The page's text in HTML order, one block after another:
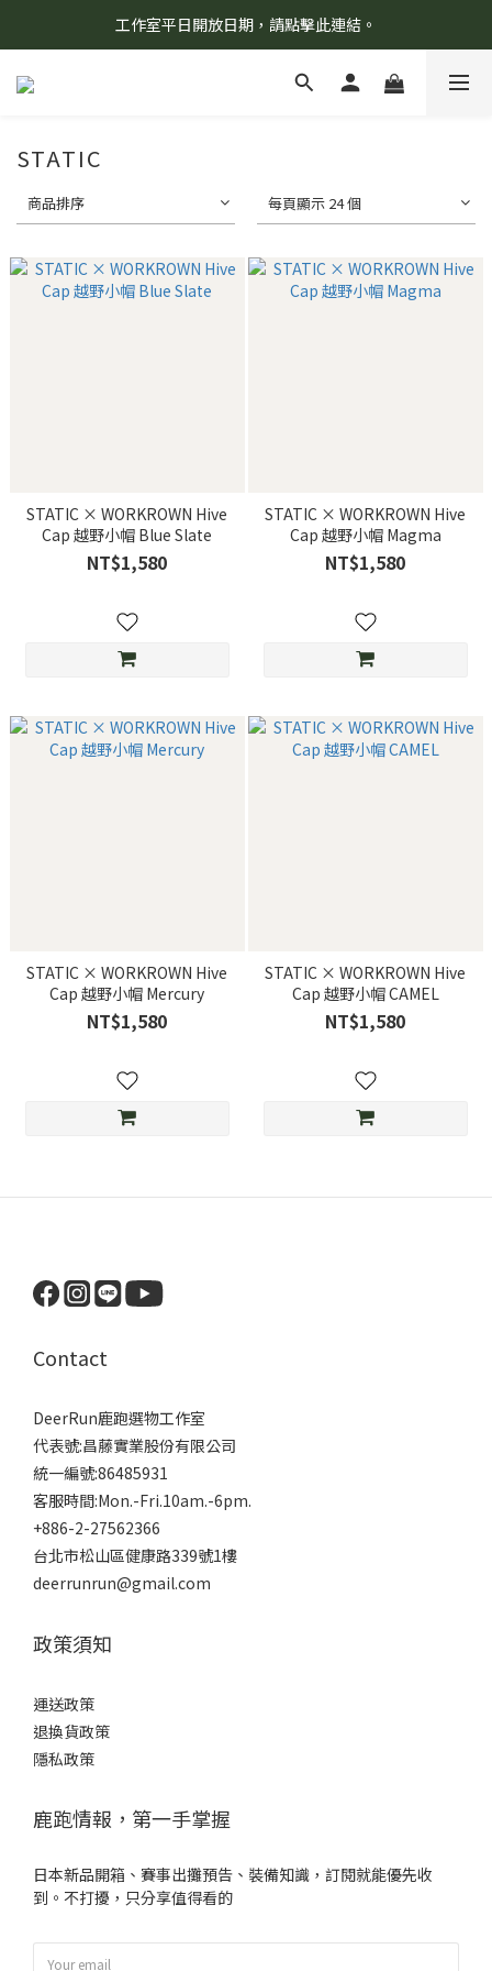
8/7 當天暫停開放工作室。請見諒！
工作室平日開放日期，請點擊此連結。
柯氏野生活推薦商品預購連結，請點此進入！
STATIC
商品排序 每頁顯示 24 個
STATIC × WORKROWN Hive
Cap 越野小帽 Blue Slate
NT$1,580
STATIC × WORKROWN Hive
Cap 越野小帽 Magma
NT$1,580
STATIC × WORKROWN Hive
Cap 越野小帽 Mercury
NT$1,580
STATIC × WORKROWN Hive
Cap 越野小帽 CAMEL
NT$1,580
Contact
DeerRun鹿跑選物工作室
代表號:昌藤實業股份有限公司
統一編號:86485931
客服時間:Mon.-Fri.10am.-6pm.
+886-2-27562366
台北市松山區健康路339號1樓
deerrunrun@gmail.com
政策須知
運送政策
退換貨政策
隱私政策
鹿跑情報，第一手掌握
日本新品開箱、賽事出攤預告、裝備知識，訂閱就能優先收
到。不打擾，只分享值得看的